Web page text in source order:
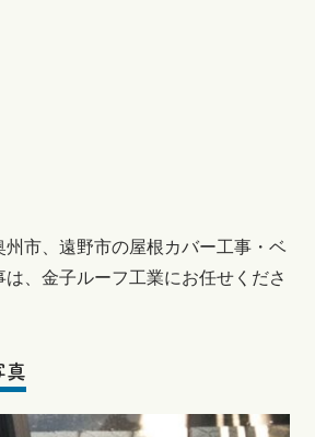
市、遠野市の屋根カバー工事・ベ
、金子ルーフ工業にお任せくださ
真